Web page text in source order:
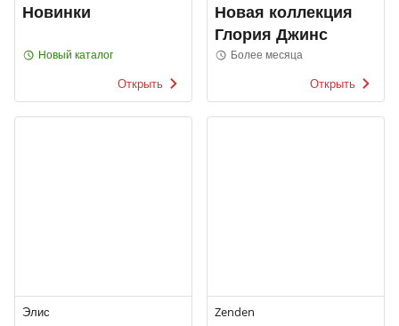
Новинки
Новый каталог
Открыть
Новая коллекция
Глория Джинс
Более месяца
Открыть
Элис Zenden